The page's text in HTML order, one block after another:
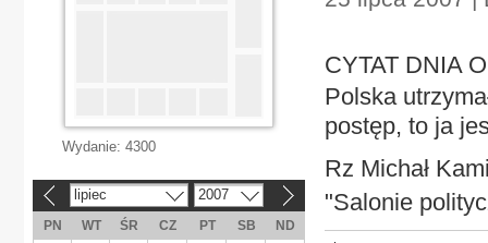
CYTAT DNIA
Polska
postęp, to ja
Rz Michał
"Salonie
Wydanie: 4300
lipiec 2007
PN WT ŚR CZ PT SB
ND